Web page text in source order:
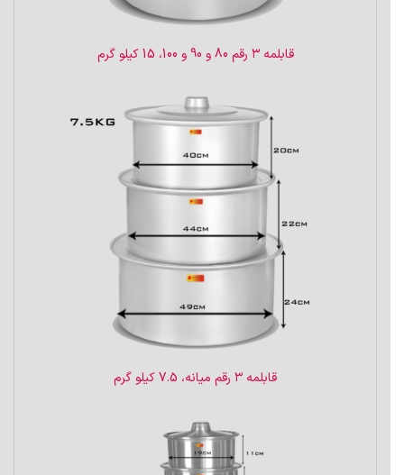
قابلمه ۳ رقم 80 و 90 و 100، 15 کیلو گرم
قابلمه ۳ رقم میانه، 7.5 کیلو گرم